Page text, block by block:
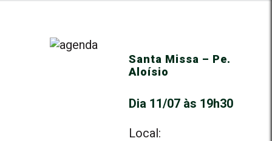
Santa Missa – Pe.
Aloísio
Dia 11/07 às 19h30
Local: